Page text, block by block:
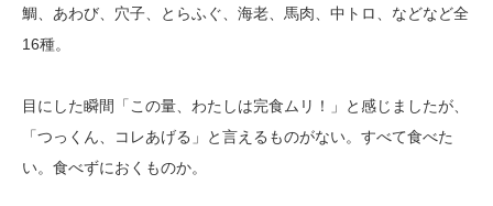
鯛、あわび、穴子、とらふぐ、海老、馬肉、中トロ、などなど全
16種。
目にした瞬間「この量、わたしは完食ムリ！」と感じましたが、
「つっくん、コレあげる」と言えるものがない。すべて食べた
い。食べずにおくものか。